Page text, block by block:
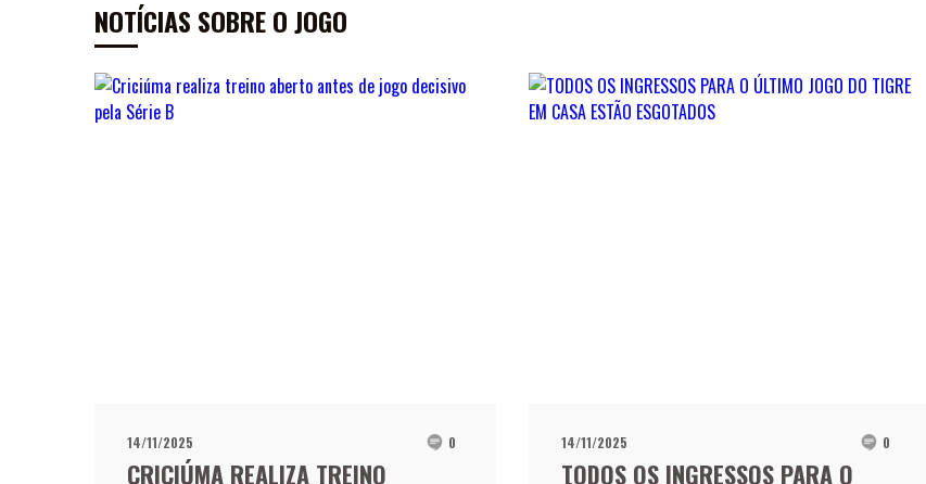
NOTÍCIAS SOBRE O JOGO
14/11/2025 0
CRICIÚMA REALIZA TREINO
14/11/2025 0
TODOS OS INGRESSOS PARA O